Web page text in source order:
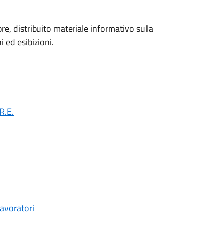
distribuito materiale informativo sulla
ed esibizioni.